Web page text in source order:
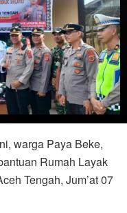
warga Paya Beke,
Rumah Layak
Tengah, Jum’at 07